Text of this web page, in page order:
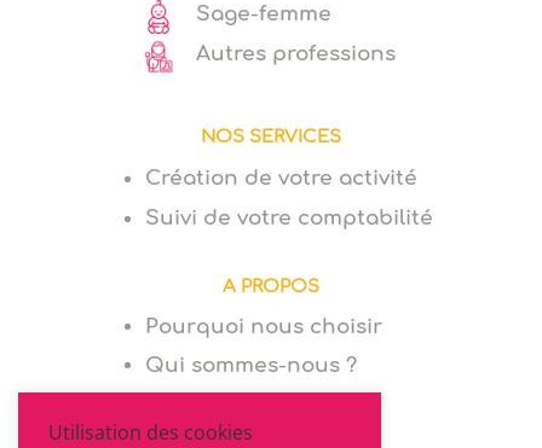
Sage-femme
Autres professions
NOS SERVICES
Création de votre activité
Suivi de votre comptabilité
A PROPOS
Pourquoi nous choisir
Qui sommes-nous ?
Utilisation des cookies